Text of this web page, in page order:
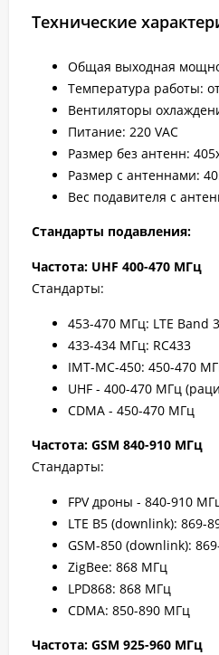
Технические
Общая выходная
Температура работы:
Вентиляторы
Питание: 220 VAC
Размер без антенн:
Размер с антеннами:
Вес подавителя с
Стандарты подавления:
Частота: UHF 400-470 МГц
Стандарты:
453-470 МГц: LTE Band
433-434 МГц: RC433
IMT-MC-450: 450-470
UHF - 400-470 МГц
CDMA - 450-470 МГц
Частота: GSM 840-910 МГц
Стандарты:
FPV дроны - 840-910
LTE B5 (downlink): 869-
GSM-850 (downlink):
ZigBee: 868 МГц
LPD868: 868 МГц
CDMA: 850-890 МГц
Частота: GSM 925-960 МГц